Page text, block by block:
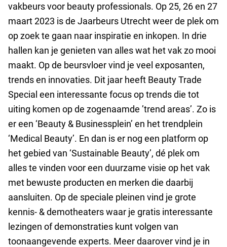
vakbeurs voor beauty professionals. Op 25, 26 en 27
maart 2023 is de Jaarbeurs Utrecht weer de plek om
op zoek te gaan naar inspiratie en inkopen. In drie
hallen kan je genieten van alles wat het vak zo mooi
maakt. Op de beursvloer vind je veel exposanten,
trends en innovaties. Dit jaar heeft Beauty Trade
Special een interessante focus op trends die tot
uiting komen op de zogenaamde ’trend areas’. Zo is
er een ‘Beauty & Businessplein’ en het trendplein
‘Medical Beauty’. En dan is er nog een platform op
het gebied van ‘Sustainable Beauty’, dé plek om
alles te vinden voor een duurzame visie op het vak
met bewuste producten en merken die daarbij
aansluiten. Op de speciale pleinen vind je grote
kennis- & demotheaters waar je gratis interessante
lezingen of demonstraties kunt volgen van
toonaangevende experts. Meer daarover vind je in